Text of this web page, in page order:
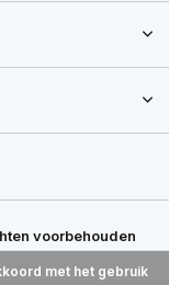
voorbehouden
met het gebruik